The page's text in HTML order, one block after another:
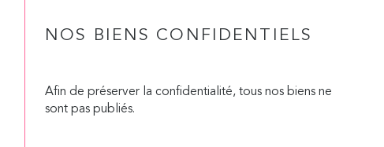
NOS BIENS CONFIDENTIELS
Afin de préserver la confidentialité, tous nos biens ne
sont pas publiés.